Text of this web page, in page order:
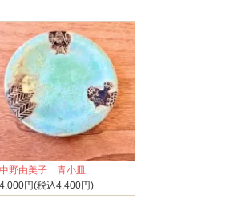
中野由美子 青小皿
4,000円(税込4,400円)